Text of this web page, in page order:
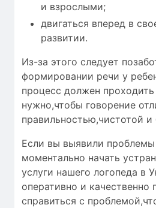
и взрослыми;
двигаться вперед в
развитии.
Из-за этого следует
формировании речи у
процесс должен
нужно,чтобы говорение
правильностью,чистотой и
Если вы выявили
моментально начать
услуги нашего логопеда в
оперативно и
справиться с